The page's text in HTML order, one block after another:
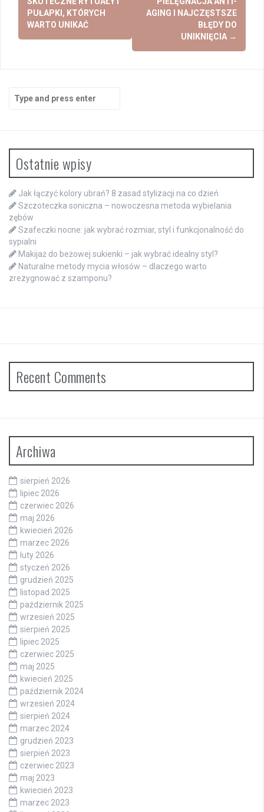
PUŁAPKI, KTÓRYCH
WARTO UNIKAĆ
AGING I NAJCZĘSTSZE
BŁĘDY DO
UNIKNIĘCIA →
for:
Ostatnie wpisy
Jak łączyć kolory ubrań? 8 zasad stylizacji na co dzień
Szczoteczka soniczna – nowoczesna metoda wybielania
zębów
Szafeczki nocne: jak wybrać rozmiar, styl i funkcjonalność do
sypialni
Makijaż do beżowej sukienki – jak wybrać idealny styl?
Naturalne metody mycia włosów – dlaczego warto
zrezygnować z szamponu?
Recent Comments
Archiwa
sierpień 2026
lipiec 2026
czerwiec 2026
maj 2026
kwiecień 2026
marzec 2026
luty 2026
styczeń 2026
grudzień 2025
listopad 2025
październik 2025
wrzesień 2025
sierpień 2025
lipiec 2025
czerwiec 2025
maj 2025
kwiecień 2025
październik 2024
wrzesień 2024
sierpień 2024
marzec 2024
grudzień 2023
sierpień 2023
czerwiec 2023
maj 2023
kwiecień 2023
marzec 2023